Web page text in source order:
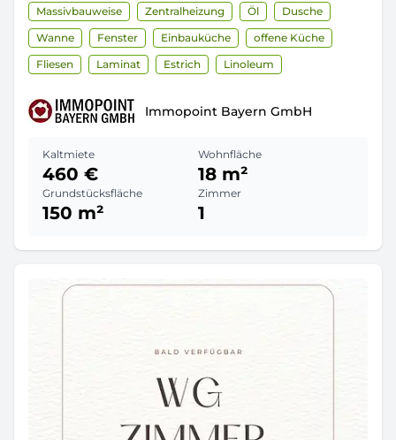
Massivbauweise
Zentralheizung Öl
Dusche
Wanne
Fenster Einbauküche
offene Küche
Fliesen
Laminat Estrich Linoleum
Immopoint Bayern GmbH
Kaltmiete
460 €
Wohnfläche
18 m²
Grundstücksfläche
150 m²
Zimmer
1